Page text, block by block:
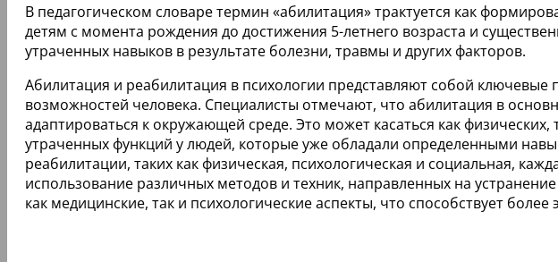
В педагогическом словаре термин «абилитация» трактуется как
детям с момента рождения до достижения 5-летнего возраста и
утраченных навыков в результате болезни, травмы и других факторов.
Абилитация и реабилитация в психологии представляют собой
возможностей человека. Специалисты отмечают, что абилитация в
адаптироваться к окружающей среде. Это может касаться как
утраченных функций у людей, которые уже обладали определенными
реабилитации, таких как физическая, психологическая и социальная,
использование различных методов и техник, направленных на
как медицинские, так и психологические аспекты, что способствует